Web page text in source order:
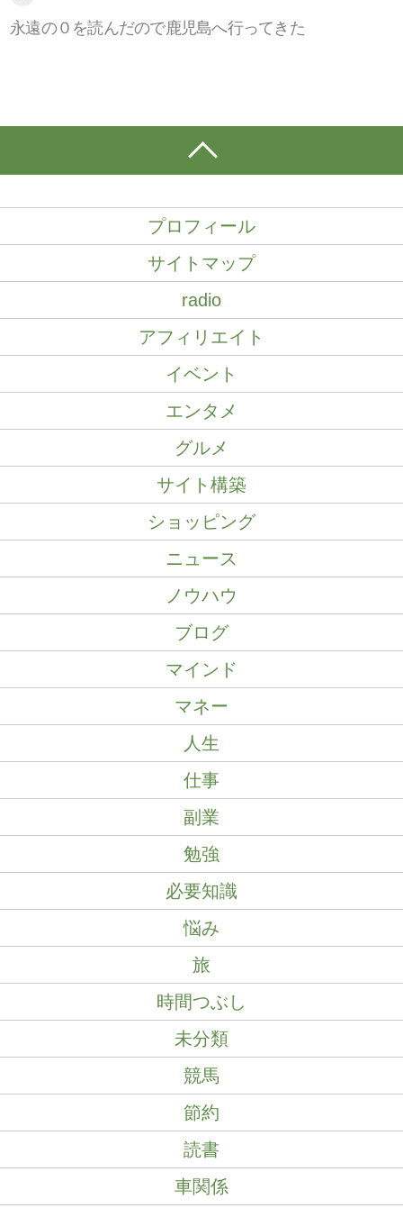
永遠の０を読んだので鹿児島へ行ってきた
プロフィール
サイトマップ
radio
アフィリエイト
イベント
エンタメ
グルメ
サイト構築
ショッピング
ニュース
ノウハウ
ブログ
マインド
マネー
人生
仕事
副業
勉強
必要知識
悩み
旅
時間つぶし
未分類
競馬
節約
読書
車関係